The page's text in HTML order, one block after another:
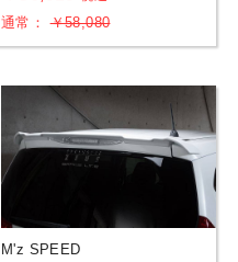
通常：￥58,080
M'z SPEED